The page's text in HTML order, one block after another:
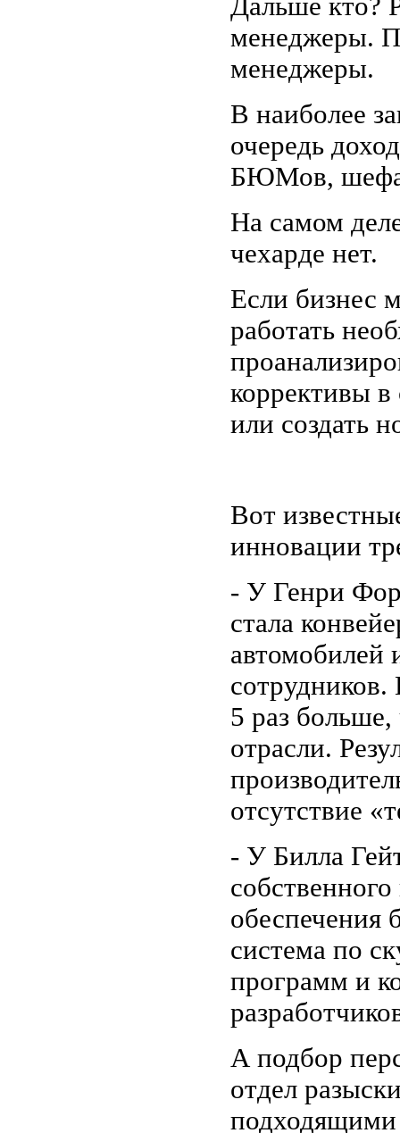
менеджеры.
менеджеры.
В наиболее
очередь
БЮМов,
На самом
чехарде нет.
Если бизнес
работать
коррективы
или создать
Вот
инновации
- У Генри
стала
автомобилей
сотрудников.
5 раз
отрасли.
отсутствие
- У Билла
обеспечения
система по
программ и
А подбор
отдел
подходящими